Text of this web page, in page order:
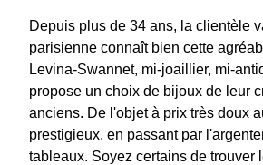
Depuis plus de 34 ans, la clientèle
parisienne connaît bien cette
Levina-Swannet, mi-joaillier, mi-
propose un choix de bijoux de leur
anciens. De l'objet à prix très doux
prestigieux, en passant par
tableaux. Soyez certains de trouver